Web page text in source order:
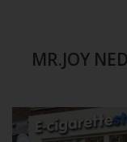
MR.JOY